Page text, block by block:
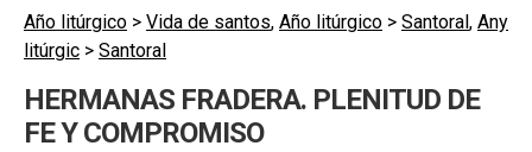
el
ACTUALIDAD
menú
BLOG
el
CONTACTO
Año litúrgico > Vida de santos, Año litúrgico > Santoral, Any
litúrgic > Santoral
HERMANAS FRADERA. PLENITUD DE
FE Y COMPROMISO